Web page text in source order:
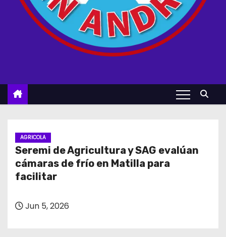
AGRICOLA
Seremi de Agricultura y SAG evalúan
cámaras de frío en Matilla para
facilitar
Jun 5, 2026